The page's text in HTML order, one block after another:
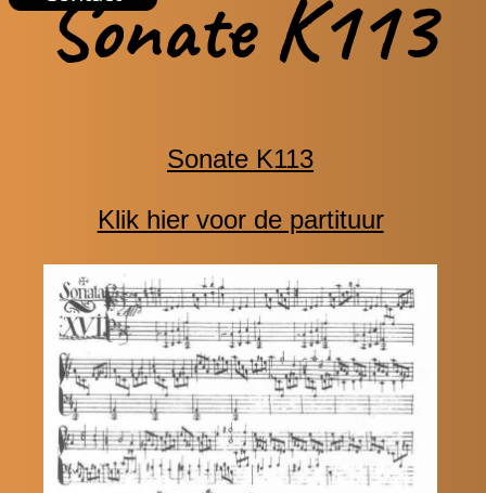
Sonate K113
Sonate K113
Klik hier voor de partituur